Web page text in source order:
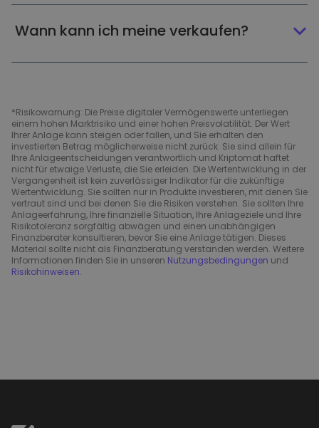
Wann kann ich meine verkaufen?
*Risikowarnung: Die Preise digitaler Vermögenswerte unterliegen
einem hohen Marktrisiko und einer hohen Preisvolatilität. Der Wert
Ihrer Anlage kann steigen oder fallen, und Sie erhalten den
investierten Betrag möglicherweise nicht zurück. Sie sind allein für
Ihre Anlageentscheidungen verantwortlich und Kriptomat haftet
nicht für etwaige Verluste, die Sie erleiden. Die Wertentwicklung in der
Vergangenheit ist kein zuverlässiger Indikator für die zukünftige
Wertentwicklung. Sie sollten nur in Produkte investieren, mit denen Sie
vertraut sind und bei denen Sie die Risiken verstehen. Sie sollten Ihre
Anlageerfahrung, Ihre finanzielle Situation, Ihre Anlageziele und Ihre
Risikotoleranz sorgfältig abwägen und einen unabhängigen
Finanzberater konsultieren, bevor Sie eine Anlage tätigen. Dieses
Material sollte nicht als Finanzberatung verstanden werden. Weitere
Informationen finden Sie in unseren Nutzungsbedingungen und
Risikohinweisen.